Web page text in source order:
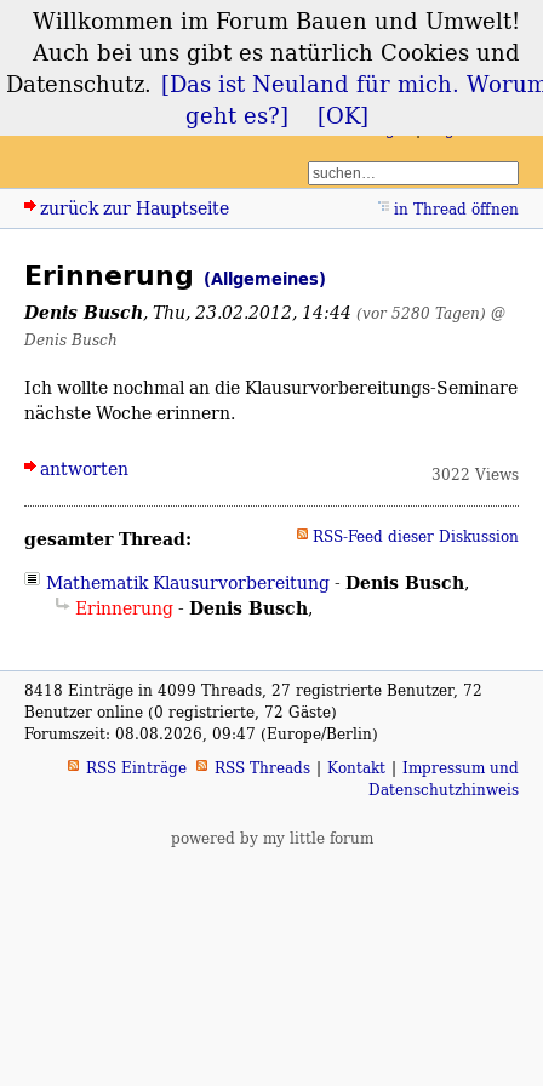
Forum Bauen und
Umwelt
zurück zur Hauptseite in Thread öffnen
Erinnerung (Allgemeines)
Denis Busch,Thu, 23.02.2012, 14:44 (vor 5280 Tagen) @
Denis Busch
Ich wollte nochmal an die Klausurvorbereitungs-Seminare
nächste Woche erinnern.
antworten 3022 Views
gesamter Thread: RSS-Feed dieser Diskussion
Mathematik Klausurvorbereitung- Denis Busch,
Erinnerung- Denis Busch,
8418 Einträge in 4099 Threads, 27 registrierte Benutzer, 72
Benutzer online (0 registrierte, 72 Gäste)
Forumszeit: 08.08.2026, 09:47 (Europe/Berlin)
RSS Einträge
RSS Threads Kontakt
Impressum und
Datenschutzhinweis
powered by my little forum
Willkommen im Forum Bauen und Umwelt!
Auch bei uns gibt es natürlich Cookies und
Datenschutz. [Das ist Neuland für mich.
geht es?]
[OK]